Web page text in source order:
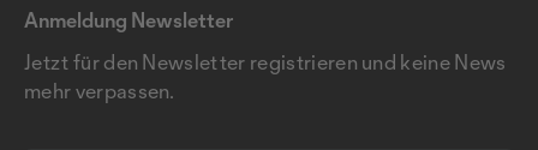
Anmeldung Newsletter
Jetzt für den Newsletter registrieren und keine News
mehr verpassen.